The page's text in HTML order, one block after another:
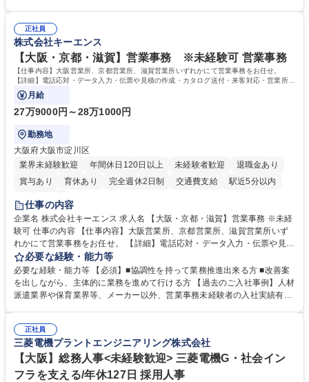
平均100件前後■メール・手紙：同上40件前後 募集職種 中野本社【お客様
相談室】お客様のお声をもとにより良い商品づくりへ貢献
すのでご安心ください。 【当社について】キリングループの広報機能を担
う会社として、お客様との出会いを大切にし、磨き上げたホスピタリティ
を込めてコミュニケーションをとりながら広報関連業務を行っておりま
す。 学歴・資格 学歴：大学院 大学 高専 短大 専修学校 高校 語学力： 資
格：
正社員
株式会社キーエンス
【大阪・京都・滋賀】営業事務 ※未経験可 営業事務
【仕事内容】大阪営業所、京都営業所、滋賀営業所いずれかにて営業事務をお任せ。
【詳細】電話応対・データ入力・伝票や見積の作成・カタログ送付・来客対応・営業所内
で発生する事務業務や業務改善をお任せ。
月給
27万9000円～28万1000円
勤務地
大阪府大阪市淀川区
業界未経験歓迎
年間休日120日以上 未経験者歓迎
退職金あり
賞与あり
育休あり 完全週休2日制 交通費支給
駅近5分以内
土日祝休み
仕事の内容
企業名 株式会社キーエンス 求人名 【大阪・京都・滋賀】営業事務 ※未経
験可 仕事の内容 【仕事内容】大阪営業所、京都営業所、滋賀営業所いず
れかにて営業事務をお任せ。 【詳細】電話応対・データ入力・伝票や見積
の作成・カタログ送付・来客対応・営業所内で発生する事務業務や業務改
善をお任せ。 【教育制度】ご入社後、育成担当とペアになりながらOJTに
て業務を覚えていただくことが可能です。業務システムがきちんと構築さ
れているため、スムーズに仕事に慣れることができる環境です。また、
募集職種 【大阪・京都・滋賀】営業事務 ※未経験可
必要な経験・能力等
必要な経験・能力等 【必須】■協調性を持って業務推進出来る方 ■改善案
を出しながら、主体的に業務を進めて行ける方 【過去のご入社事例】人材
派遣業界や保育業界等、メーカー以外、営業事務未経験者の入社実績有
えて、お客様や社員の状況に合わせ、能動的なサポート、改善の動きも期
待され。組織を支えるスペシャリストとして、チームに貢献し、結果的に
社員から頼られる存在になることができます。平均19:30の退勤以降の業
務の持ち帰りも禁止されており、メリハリのある働き方となります。 学
正社員
三菱電機プラントエンジニアリング株式会社
【大阪】総務人事<未経験歓迎> 三菱電機G・社会イン
フラを支える/年休127日 採用人事